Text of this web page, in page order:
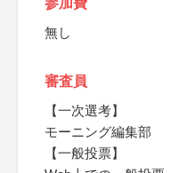
参加費
無し
審査員
【一次選考】
モーニング編集部
【一般投票】